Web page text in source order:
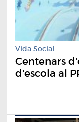
Vida Social
Centenars
d'escola al